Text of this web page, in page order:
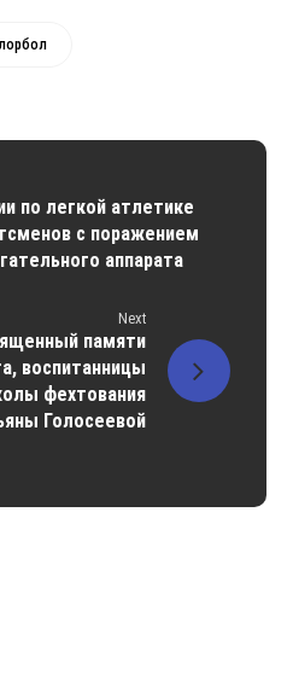
по легкой атлетике
с поражением
аппарата
Next
памяти
воспитанницы
фехтования
Голосеевой